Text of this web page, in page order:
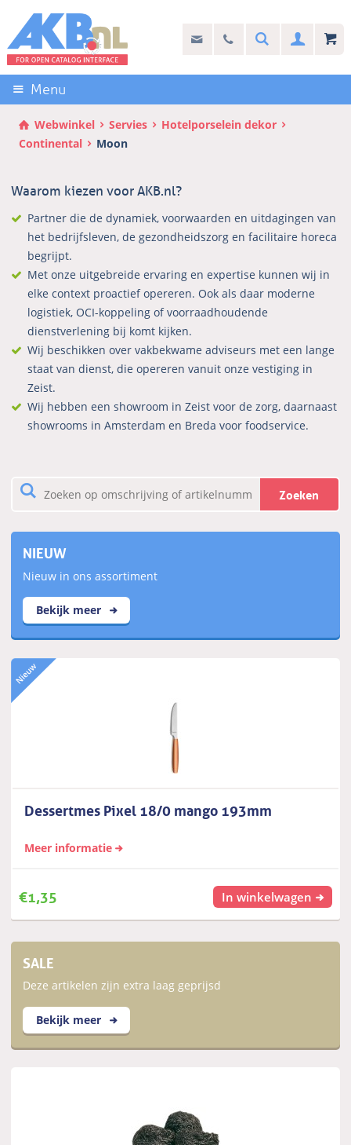
links
over
Direct
naar
de
inhoud
Direct
hoofdmenu
info@akb.nl
Stel uw vraag
030 69 50 814Search
Menu
Webwinkel Servies
Hotelporselein dekor
Continental
Moon
Waarom kiezen voor AKB.nl?
Partner die de dynamiek, voorwaarden en uitdagingen van
het bedrijfsleven, de gezondheidszorg en facilitaire horeca
begrijpt.
Met onze uitgebreide ervaring en expertise kunnen wij in
elke context proactief opereren. Ook als daar moderne
logistiek, OCI-koppeling of voorraadhoudende
dienstverlening bij komt kijken.
Wij beschikken over vakbekwame adviseurs met een lange
staat van dienst, die opereren vanuit onze vestiging in
Zeist.
Wij hebben een showroom in Zeist voor de zorg, daarnaast
showrooms in Amsterdam en Breda voor foodservice.
Zoeken
NIEUW
Nieuw in ons assortiment
Bekijk meer
Dessertmes Pixel 18/0 mango 193mm
Meer informatie
€1,35 In winkelwagen
SALE
Deze artikelen zijn extra laag geprijsd
Bekijk meer